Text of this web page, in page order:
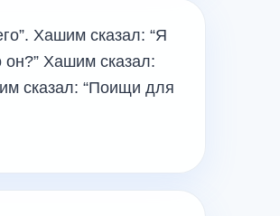
Хашим сказал: “Я
он?” Хашим сказал:
сказал: “Поищи для